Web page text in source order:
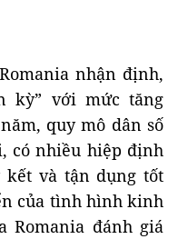
nhận định,
kỳ” với mức tăng
quy mô dân số
có nhiều hiệp định
và tận dụng tốt
của tình hình kinh
Romania đánh giá